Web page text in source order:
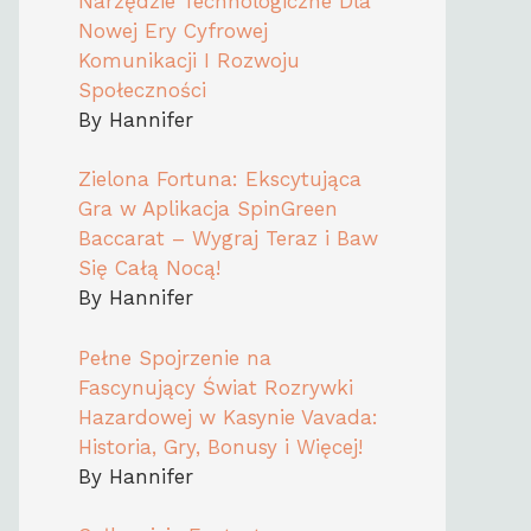
Nowej Ery Cyfrowej
Komunikacji I Rozwoju
Społeczności
By Hannifer
Zielona Fortuna: Ekscytująca
Gra w Aplikacja SpinGreen
Baccarat – Wygraj Teraz i Baw
Się Całą Nocą!
By Hannifer
Pełne Spojrzenie na
Fascynujący Świat Rozrywki
Hazardowej w Kasynie Vavada:
Historia, Gry, Bonusy i Więcej!
By Hannifer